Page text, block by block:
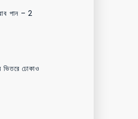
পান – 2
ঢোকাও